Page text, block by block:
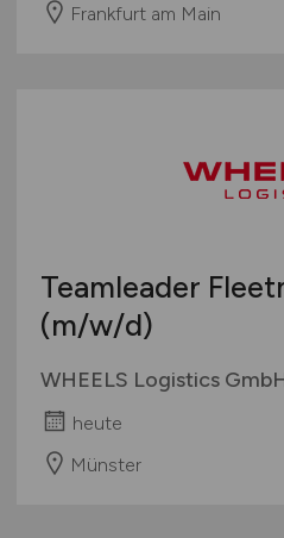
Frankfurt am Main
Teamleader
(m/w/d)
WHEELS Logistics
heute
Münster